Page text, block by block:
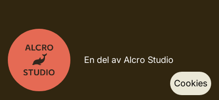
En del av Alcro Studio
Cookies